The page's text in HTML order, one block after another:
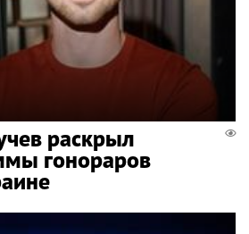
раскрыл
гонораров